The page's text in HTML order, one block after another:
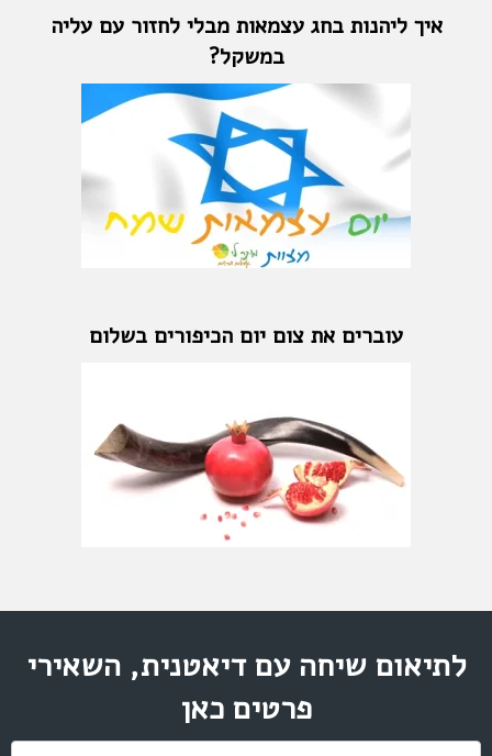
איך ליהנות בחג עצמאות מבלי לחזור עם עליה
במשקל?
עוברים את צום יום הכיפורים בשלום
לתיאום שיחה עם דיאטנית, השאירי
פרטים כאן